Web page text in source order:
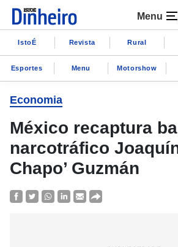
Menu
IstoÉ Revista Rural
Esportes Menu Motorshow
Economia
México recaptura
narcotráfico
Chapo’ Guzmán